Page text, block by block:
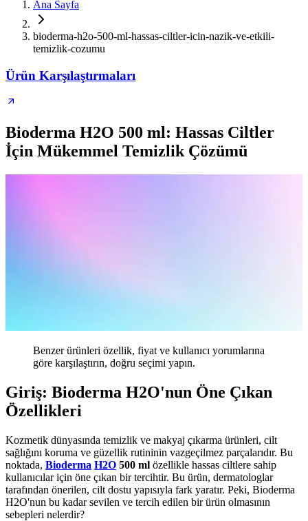
Ana Sayfa
bioderma-h2o-500-ml-hassas-ciltler-icin-nazik-ve-etkili-
temizlik-cozumu
Ürün Karşılaştırmaları
Bioderma H2O 500 ml: Hassas Ciltler
İçin Mükemmel Temizlik Çözümü
Benzer ürünleri özellik, fiyat ve kullanıcı yorumlarına
göre karşılaştırın, doğru seçimi yapın.
Giriş: Bioderma H2O'nun Öne Çıkan
Özellikleri
Kozmetik dünyasında temizlik ve makyaj çıkarma ürünleri, cilt
sağlığını koruma ve güzellik rutininin vazgeçilmez parçalarıdır. Bu
noktada, Bioderma H2O 500 ml özellikle hassas ciltlere sahip
kullanıcılar için öne çıkan bir tercihtir. Bu ürün, dermatologlar
tarafından önerilen, cilt dostu yapısıyla fark yaratır. Peki, Bioderma
H2O'nun bu kadar sevilen ve tercih edilen bir ürün olmasının
sebepleri nelerdir?